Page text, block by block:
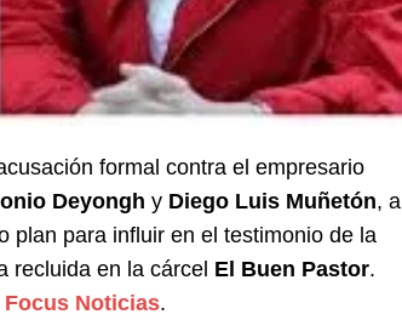
formal contra el empresario
Deyongh y Diego Luis Muñetón, a
plan para influir en el testimonio de la
recluida en la cárcel El Buen Pastor.
Focus Noticias.